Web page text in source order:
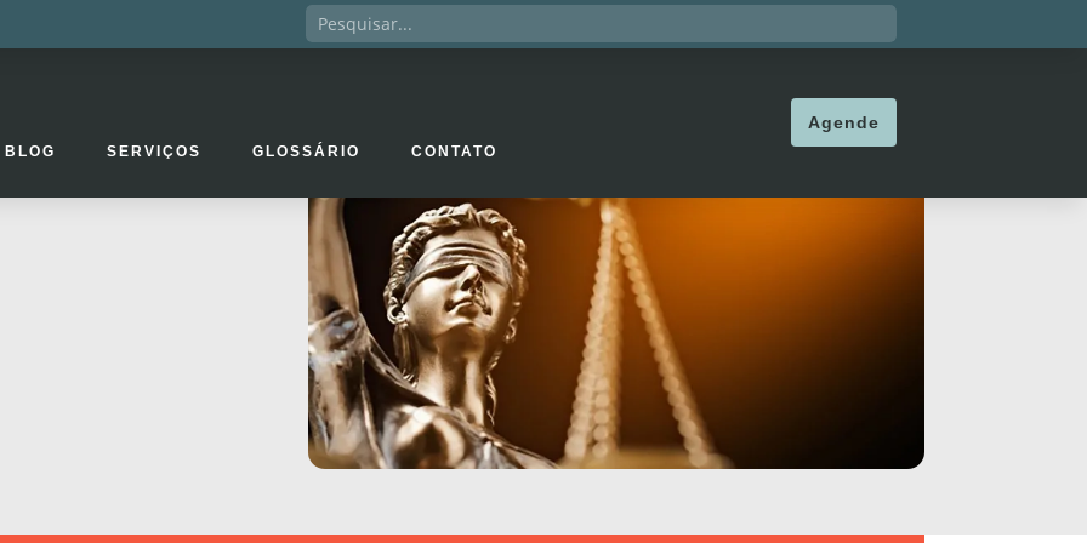
BLOG SERVIÇOS GLOSSÁRIO CONTATO
Agende